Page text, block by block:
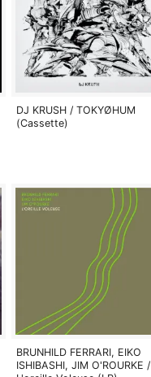
DJ KRUSH / TOKYØHUM
(Cassette)
BRUNHILD FERRARI, EIKO
ISHIBASHI, JIM O'ROURKE /